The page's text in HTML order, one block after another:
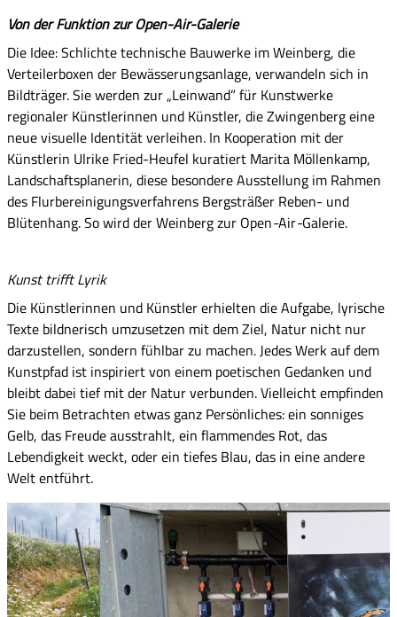
Von der Funktion zur Open-Air-Galerie
Die Idee: Schlichte technische Bauwerke im Weinberg, die
Verteilerboxen der Bewässerungsanlage, verwandeln sich in
Bildträger. Sie werden zur „Leinwand” für Kunstwerke
regionaler Künstlerinnen und Künstler, die Zwingenberg eine
neue visuelle Identität verleihen. In Kooperation mit der
Künstlerin Ulrike Fried-Heufel kuratiert Marita Möllenkamp,
Landschaftsplanerin, diese besondere Ausstellung im Rahmen
des Flurbereinigungsverfahrens Bergsträßer Reben- und
Blütenhang. So wird der Weinberg zur Open-Air-Galerie.
Kunst trifft Lyrik
Die Künstlerinnen und Künstler erhielten die Aufgabe, lyrische
Texte bildnerisch umzusetzen mit dem Ziel, Natur nicht nur
darzustellen, sondern fühlbar zu machen. Jedes Werk auf dem
Kunstpfad ist inspiriert von einem poetischen Gedanken und
bleibt dabei tief mit der Natur verbunden. Vielleicht empfinden
Sie beim Betrachten etwas ganz Persönliches: ein sonniges
Gelb, das Freude ausstrahlt, ein flammendes Rot, das
Lebendigkeit weckt, oder ein tiefes Blau, das in eine andere
Welt entführt.